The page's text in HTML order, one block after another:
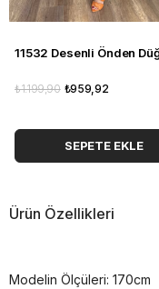
₺959,92
₺1.199,90
SEPETE EKLE
Ürün Özellikleri
Modelin Ölçüleri: 170cm